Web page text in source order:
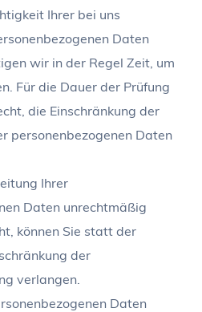
Ihrer bei uns
Daten
wir in der Regel Zeit, um
Für die Dauer der Prüfung
die Einschränkung der
personenbezogenen Daten
Ihrer
Daten unrechtmäßig
können Sie statt der
der
verlangen.
Daten